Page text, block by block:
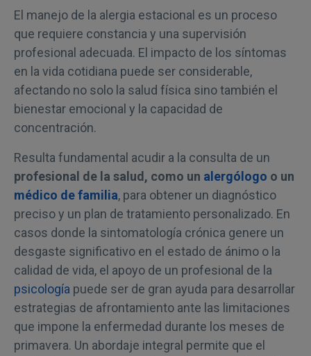
El manejo de la alergia estacional es un proceso
que requiere constancia y una supervisión
profesional adecuada. El impacto de los síntomas
en la vida cotidiana puede ser considerable,
afectando no solo la salud física sino también el
bienestar emocional y la capacidad de
concentración.
Resulta fundamental acudir a la consulta de un
profesional de la salud, como un alergólogo o un
médico de familia, para obtener un diagnóstico
preciso y un plan de tratamiento personalizado. En
casos donde la sintomatología crónica genere un
desgaste significativo en el estado de ánimo o la
calidad de vida, el apoyo de un profesional de la
psicología puede ser de gran ayuda para desarrollar
estrategias de afrontamiento ante las limitaciones
que impone la enfermedad durante los meses de
primavera. Un abordaje integral permite que el